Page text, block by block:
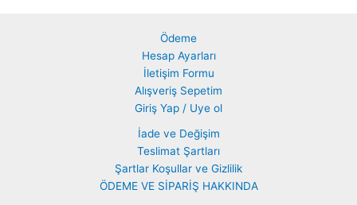
Ödeme
Hesap Ayarları
İletişim Formu
Alışveriş Sepetim
Giriş Yap / Uye ol
İade ve Değişim
Teslimat Şartları
Şartlar Koşullar ve Gizlilik
ÖDEME VE SİPARİŞ HAKKINDA